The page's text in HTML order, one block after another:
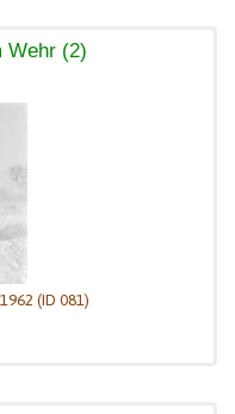
Wehr (2)
(ID 081)